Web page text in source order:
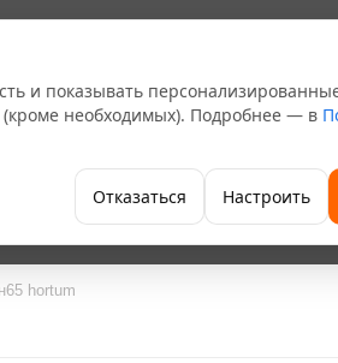
Компания
hortum
и показывать
(кроме необходимых). Подробнее — в
Отказаться Настроить